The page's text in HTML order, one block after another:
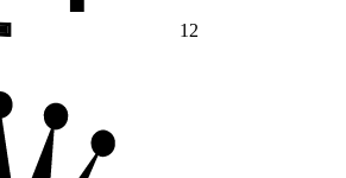
12